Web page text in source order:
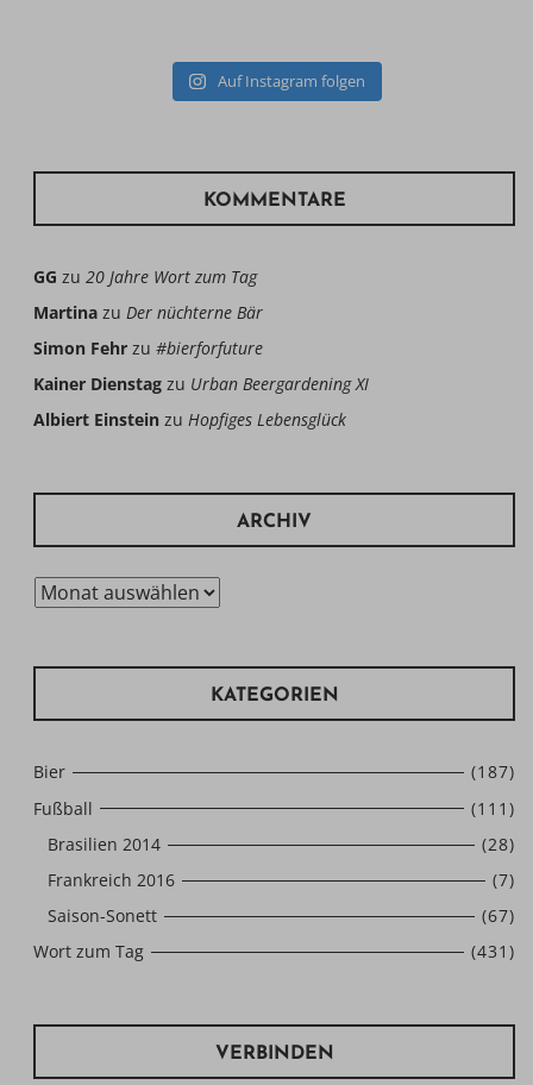
Auf Instagram folgen
KOMMENTARE
GG zu 20 Jahre Wort zum Tag
Martina zu Der nüchterne Bär
Simon Fehr zu #bierforfuture
Kainer Dienstag zu Urban Beergardening XI
Albiert Einstein zu Hopfiges Lebensglück
ARCHIV
Archiv
KATEGORIEN
Bier
(187)
Fußball
(111)
Brasilien 2014
(28)
Frankreich 2016
(7)
Saison-Sonett
(67)
Wort zum Tag
(431)
VERBINDEN